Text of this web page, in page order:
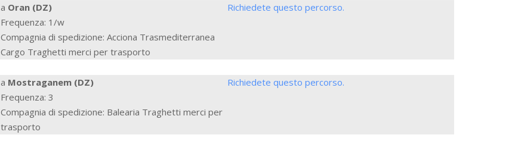
a Oran (DZ)
Richiedete questo percorso.
Frequenza: 1/w
Compagnia di spedizione: Acciona Trasmediterranea
Cargo Traghetti merci per trasporto
a Mostraganem (DZ)
Richiedete questo percorso.
Frequenza: 3
Compagnia di spedizione: Balearia Traghetti merci per
trasporto